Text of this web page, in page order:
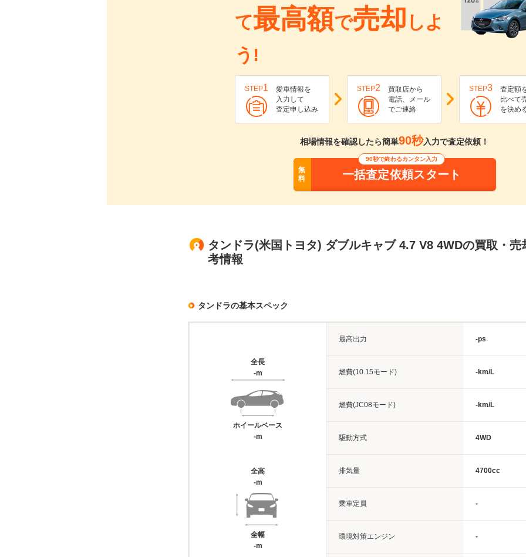
て最高額で売却 しよ
う!
STEP1
愛車情報を
入力して
査定申し込み
STEP2
買取店から
電話、メール
でご連絡
STEP3
査定額
比べて
を決め
相場情報を確認したら簡単90秒入力で査定依頼！
無
料
90秒で終わるカンタン入力
一括査定依頼スタート
タンドラ(米国トヨタ) ダブルキャブ 4.7 V8 4WDの買取・売
考情報
タンドラの基本スペック
全長
-m
ホイールベース
-m
全高
-m
全幅
-m
最高出力 -ps
燃費(10.15モード) -km/L
燃費(JC08モード) -km/L
駆動方式 4WD
排気量 4700cc
乗車定員 -
環境対策エンジン -